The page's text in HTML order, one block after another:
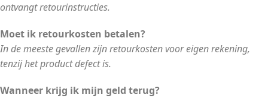
ontvangt retourinstructies.
Moet ik retourkosten betalen?
In de meeste gevallen zijn retourkosten voor eigen rekening,
tenzij het product defect is.
Wanneer krijg ik mijn geld terug?